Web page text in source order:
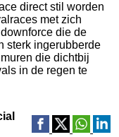
direct stil worden
met zich
die de
sterk ingerubberde
die dichtbij
in de regen te